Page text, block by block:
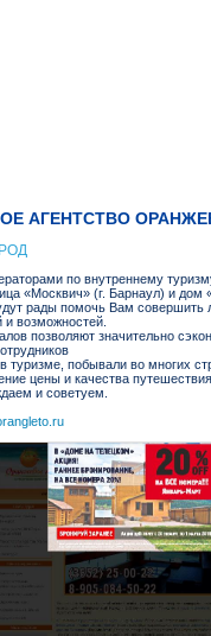
АГЕНТСТВО
по внутреннему
«Москвич» (г. Барнаул) и дом
рады помочь Вам совершить
возможностей.
позволяют значительно
туризме, побывали во многих
цены и качества путешествия.
и советуем.